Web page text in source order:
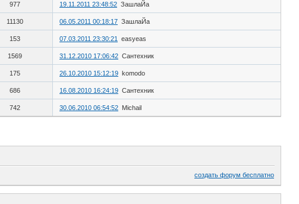
977 19.11.2011 23:48:52 ЗашлаЙа
11130 06.05.2011 00:18:17 ЗашлаЙа
153 07.03.2011 23:30:21 easyeas
1569 31.12.2010 17:06:42 Сантехник
175 26.10.2010 15:12:19 komodo
686 16.08.2010 16:24:19 Сантехник
742 30.06.2010 06:54:52 Michail
создать форум бесплатно